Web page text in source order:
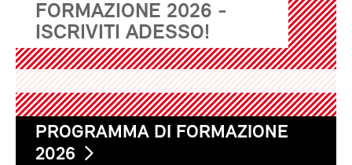
FORMAZIONE 2026 -
ISCRIVITI ADESSO!
PROGRAMMA DI FORMAZIONE
2026